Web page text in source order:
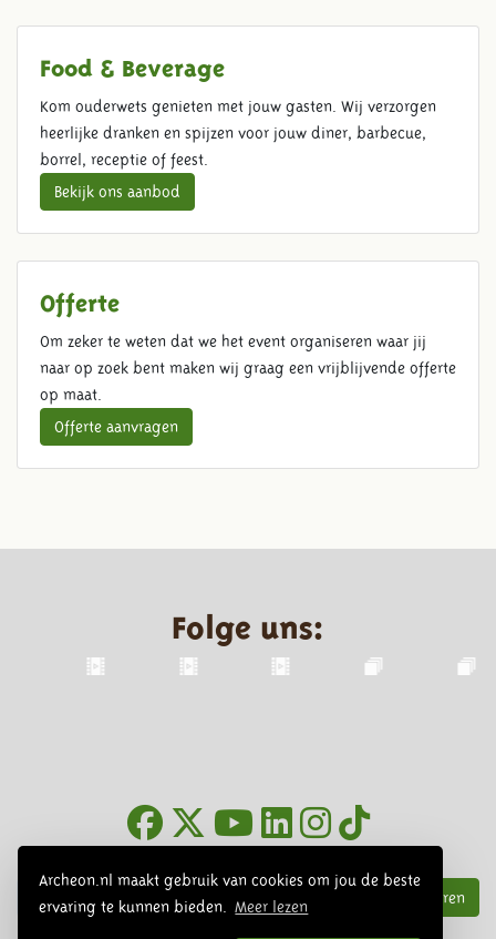
Archeon.nl maakt gebruik van cookies om jou de beste
ervaring te kunnen bieden.
Meer lezen
Food & Beverage
Kom ouderwets genieten met jouw gasten. Wij verzorgen
heerlijke dranken en spijzen voor jouw diner, barbecue,
borrel, receptie of feest.
Bekijk ons aanbod
Offerte
Om zeker te weten dat we het event organiseren waar jij
naar op zoek bent maken wij graag een vrijblijvende offerte
op maat.
Offerte aanvragen
Folge uns:
Abonnieren